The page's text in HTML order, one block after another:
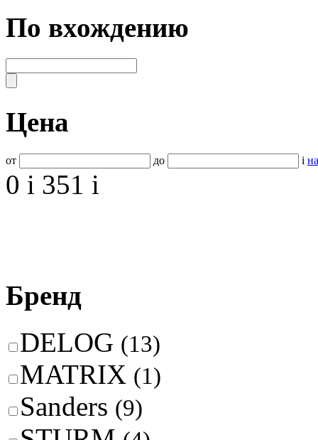
По вхождению
Цена
от до i
0 i 351 i
Бренд
DELOG (13)
MATRIX (1)
Sanders (9)